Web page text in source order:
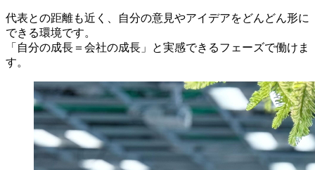
代表との距離も近く、自分の意見やアイデアをどんどん形に
できる環境です。
「自分の成長＝会社の成長」と実感できるフェーズで働けま
す。